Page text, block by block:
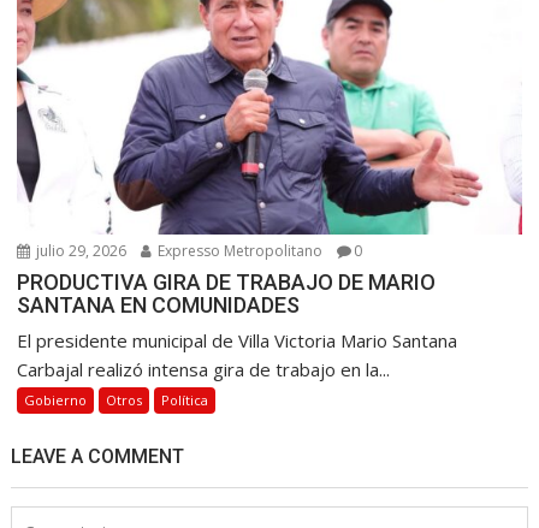
julio 29, 2026 Expresso Metropolitano 0
PRODUCTIVA GIRA DE TRABAJO DE MARIO
SANTANA EN COMUNIDADES
El presidente municipal de Villa Victoria Mario Santana
Carbajal realizó intensa gira de trabajo en la...
Gobierno Otros Política
LEAVE A COMMENT